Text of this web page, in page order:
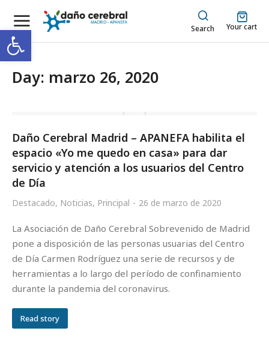
Abrir barra de herramientas Search Your cart
Day: marzo 26, 2020
Daño Cerebral Madrid – APANEFA habilita el
espacio «Yo me quedo en casa» para dar
servicio y atención a los usuarios del Centro
de Día
Destacado, Noticias, Principal 26 de marzo de 2020
La Asociación de Daño Cerebral Sobrevenido de Madrid
pone a disposición de las personas usuarias del Centro
de Día Carmen Rodríguez una serie de recursos y de
herramientas a lo largo del período de confinamiento
durante la pandemia del coronavirus.
Read story